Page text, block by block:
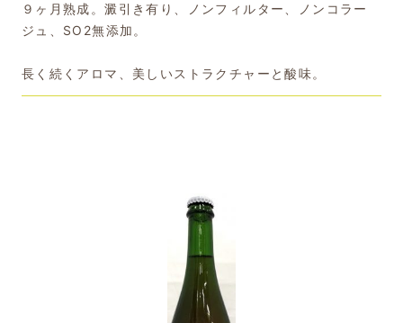
９ヶ月熟成。澱引き有り、ノンフィルター、ノンコラー
ジュ、SO2無添加。
長く続くアロマ、美しいストラクチャーと酸味。